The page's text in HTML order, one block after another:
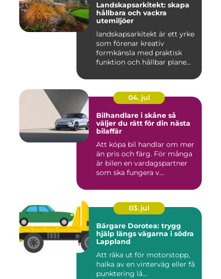
Landskapsarkitekt: skapa
hållbara och vackra
utemiljöer
landskapsarkitekt är ett yrke
som förenar kreativ
formkänsla med praktisk
funktion och hållbar plane...
04. jul
Bilhandlare i skåne så
väljer du rätt för din nästa
bilaffär
Att köpa bil handlar om mer
än pris och färg. För många
är bilen en vardagspartner
som ska fungera v...
03. jul
Bärgare Dorotea: trygg
hjälp längs vägarna i södra
Lappland
Att råka ut för motorstopp,
halka av en vinterväg eller få
punktering lå...